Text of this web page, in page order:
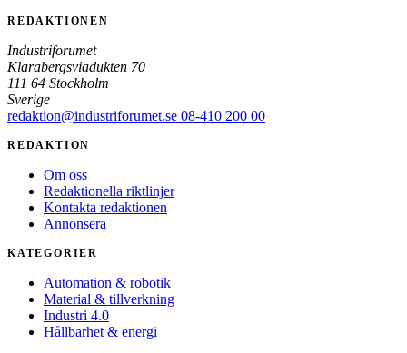
REDAKTIONEN
Industriforumet
Klarabergsviadukten 70
111 64 Stockholm
Sverige
redaktion@industriforumet.se 08-410 200 00
REDAKTION
Om oss
Redaktionella riktlinjer
Kontakta redaktionen
Annonsera
KATEGORIER
Automation & robotik
Material & tillverkning
Industri 4.0
Hållbarhet & energi